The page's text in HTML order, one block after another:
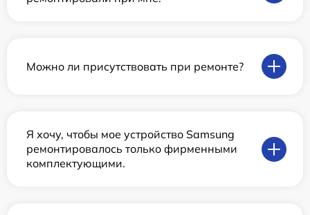
Можно ли присутствовать при ремонте?
Я хочу, чтобы мое устройство Samsung
ремонтировалось только фирменными
комплектующими.